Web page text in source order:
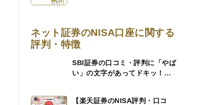
ネット証券のNISA口座に関する
評判・特徴
SBI証券の口コミ・評判に「やば
い」の文字があってドキッ！メ
【楽天証券のNISA評判・口コ